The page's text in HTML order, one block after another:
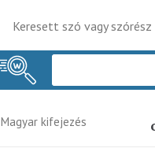
Keresett szó vagy szórész
Magyar kifejezés